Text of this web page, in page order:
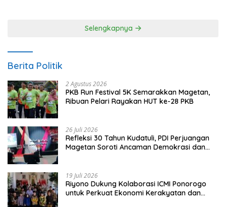
Selengkapnya
Berita Politik
2 Agustus 2026
PKB Run Festival 5K Semarakkan Magetan,
Ribuan Pelari Rayakan HUT ke-28 PKB
26 Juli 2026
Refleksi 30 Tahun Kudatuli, PDI Perjuangan
Magetan Soroti Ancaman Demokrasi dan
19 Juli 2026
Riyono Dukung Kolaborasi ICMI Ponorogo
untuk Perkuat Ekonomi Kerakyatan dan